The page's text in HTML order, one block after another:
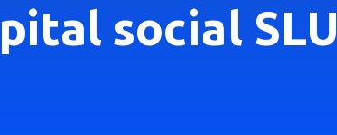
social SLU